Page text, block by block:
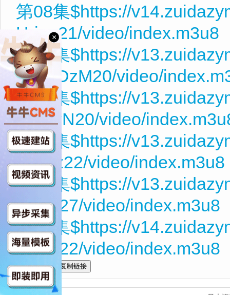
第08集$https://
Hriau21/video/index.m3u8
第09集$https://
CGMDzM20/video/
第10集$https://
DEywN20/video/
第11集$https://
zkeEz22/video/index.m3u8
第12集$https://
ZC4g27/video/index.m3u8
第13集$https://
HAhx22/video/index.m3u8
全选
×